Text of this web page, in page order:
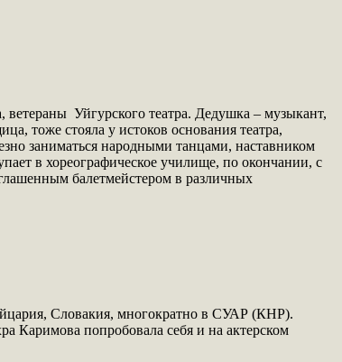
Уйгурского театра. Дедушка – музыкант,
тоже стояла у истоков основания театра,
заниматься народными танцами, наставником
в хореографическое училище, по окончании, с
балетмейстером в различных
Словакия, многократно в СУАР (КНР).
Каримова попробовала себя и на актерском